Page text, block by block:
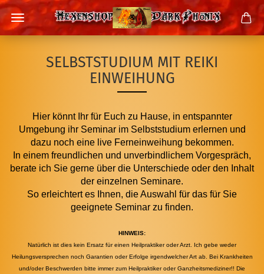
SELBSTSTUDIUM MIT REIKI
EINWEIHUNG
Hier könnt Ihr für Euch zu Hause, in entspannter
Umgebung ihr Seminar im Selbststudium erlernen und
dazu noch eine live Ferneinweihung bekommen.
In einem freundlichen und unverbindlichem Vorgespräch,
berate ich Sie gerne über die Unterschiede oder den Inhalt
der einzelnen Seminare.
So erleichtert es Ihnen, die Auswahl für das für Sie
geeignete Seminar zu finden.
HINWEIS:
Natürlich ist dies kein Ersatz für einen Heilpraktiker oder Arzt. Ich gebe weder
Heilungsversprechen noch Garantien oder Erfolge irgendwelcher Art ab. Bei Krankheiten
und/oder Beschwerden bitte immer zum Heilpraktiker oder Ganzheitsmediziner!! Die